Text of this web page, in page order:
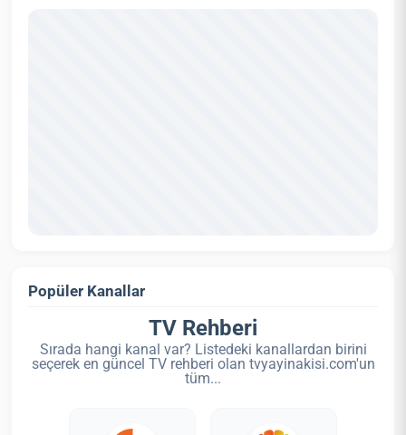
Popüler Kanallar
TV Rehberi
Sırada hangi kanal var? Listedeki kanallardan birini
seçerek en güncel TV rehberi olan tvyayinakisi.com'un
tüm...